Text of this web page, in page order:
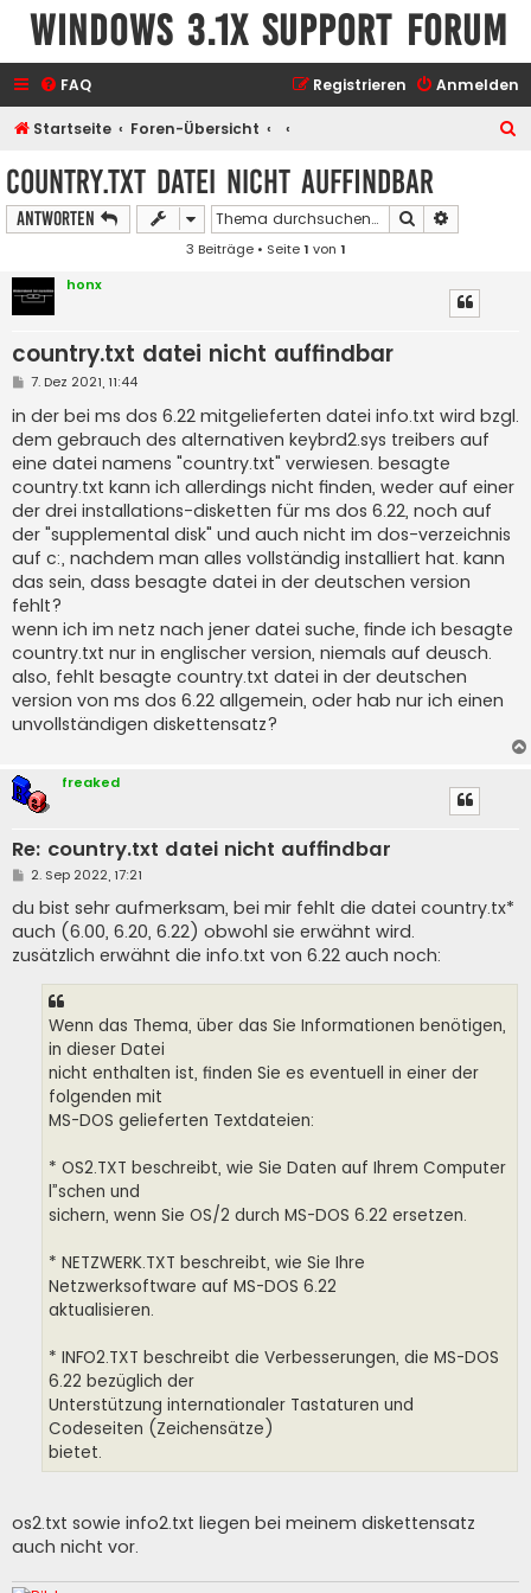
Windows 3.1x Support Forum
FAQ Anmelden
Registrieren
Startseite Foren-Übersicht
country.txt datei nicht auffindbar
Antworten Suche
3 Beiträge • Seite1 von 1
honx
country.txt datei nicht auffindbar
B
r
a
g
7. Dez 2021, 11:44
in der bei ms dos 6.22 mitgelieferten datei info.txt wird bzgl.
dem gebrauch des alternativen keybrd2.sys treibers auf
eine datei namens "country.txt" verwiesen. besagte
country.txt kann ich allerdings nicht finden, weder auf einer
der drei installations-disketten für ms dos 6.22, noch auf
der "supplemental disk" und auch nicht im dos-verzeichnis
auf c:, nachdem man alles vollständig installiert hat. kann
das sein, dass besagte datei in der deutschen version
fehlt?
wenn ich im netz nach jener datei suche, finde ich besagte
country.txt nur in englischer version, niemals auf deusch.
also, fehlt besagte country.txt datei in der deutschen
version von ms dos 6.22 allgemein, oder hab nur ich einen
unvollständigen diskettensatz?
freaked
Re: country.txt datei nicht auffindbar
B
i
t
r
a
g
2. Sep 2022, 17:21
du bist sehr aufmerksam, bei mir fehlt die datei country.tx*
auch (6.00, 6.20, 6.22) obwohl sie erwähnt wird.
zusätzlich erwähnt die info.txt von 6.22 auch noch:
Wenn das Thema, über das Sie Informationen benötigen,
in dieser Datei
nicht enthalten ist, finden Sie es eventuell in einer der
folgenden mit
MS-DOS gelieferten Textdateien:
* OS2.TXT beschreibt, wie Sie Daten auf Ihrem Computer
l”schen und
sichern, wenn Sie OS/2 durch MS-DOS 6.22 ersetzen.
* NETZWERK.TXT beschreibt, wie Sie Ihre
Netzwerksoftware auf MS-DOS 6.22
aktualisieren.
* INFO2.TXT beschreibt die Verbesserungen, die MS-DOS
6.22 bezüglich der
Unterstützung internationaler Tastaturen und
Codeseiten (Zeichensätze)
bietet.
os2.txt sowie info2.txt liegen bei meinem diskettensatz
auch nicht vor.